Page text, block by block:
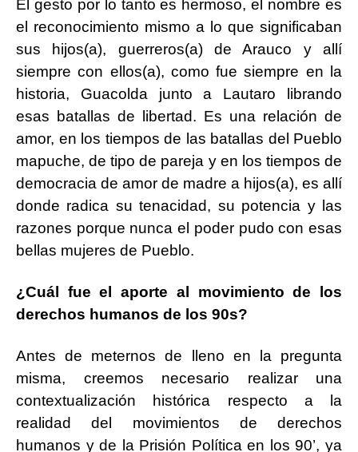
El gesto por lo tanto es hermoso, el nombre es
el reconocimiento mismo a lo que significaban
sus hijos(a), guerreros(a) de Arauco y allí
siempre con ellos(a), como fue siempre en la
historia, Guacolda junto a Lautaro librando
esas batallas de libertad. Es una relación de
amor, en los tiempos de las batallas del Pueblo
mapuche, de tipo de pareja y en los tiempos de
democracia de amor de madre a hijos(a), es allí
donde radica su tenacidad, su potencia y las
razones porque nunca el poder pudo con esas
bellas mujeres de Pueblo.
¿Cuál fue el aporte al movimiento de los
derechos humanos de los 90s?
Antes de meternos de lleno en la pregunta
misma, creemos necesario realizar una
contextualización histórica respecto a la
realidad del movimientos de derechos
humanos y de la Prisión Política en los 90’, ya